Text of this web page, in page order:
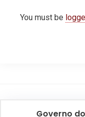
You must be
Governo